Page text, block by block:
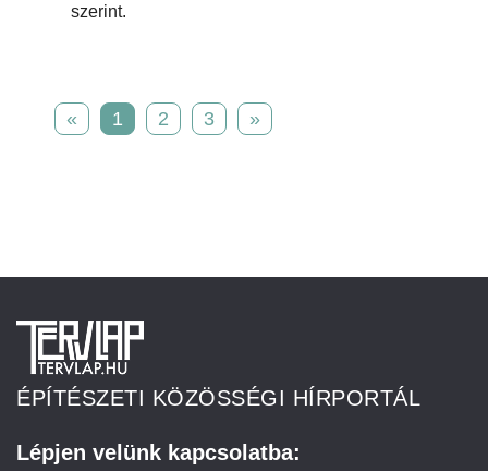
szerint.
« 1 2 3 »
ÉPÍTÉSZETI KÖZÖSSÉGI HÍRPORTÁL
Lépjen velünk kapcsolatba: